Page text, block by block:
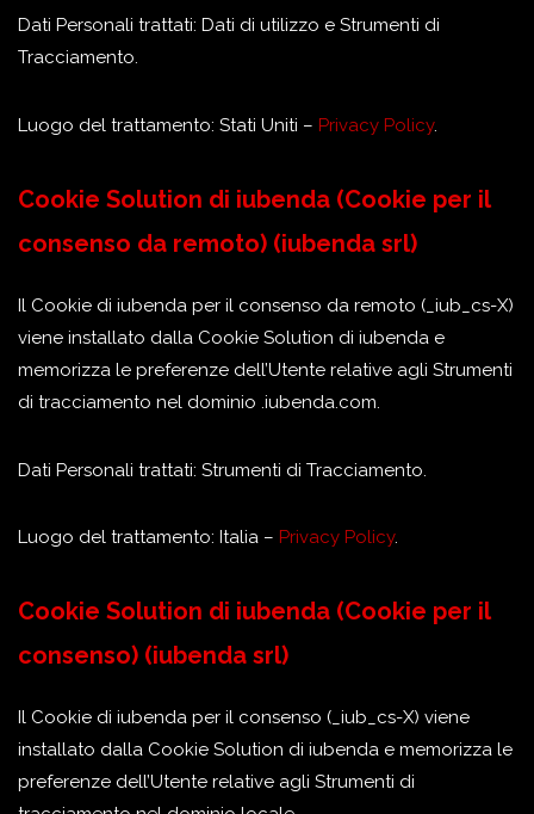
Dati Personali trattati: Dati di utilizzo e Strumenti di
Tracciamento.
Luogo del trattamento: Stati Uniti – Privacy Policy.
Cookie Solution di iubenda (Cookie per il
consenso da remoto) (iubenda srl)
Il Cookie di iubenda per il consenso da remoto (_iub_cs-X)
viene installato dalla Cookie Solution di iubenda e
memorizza le preferenze dell’Utente relative agli Strumenti
di tracciamento nel dominio .iubenda.com.
Dati Personali trattati: Strumenti di Tracciamento.
Luogo del trattamento: Italia – Privacy Policy.
Cookie Solution di iubenda (Cookie per il
consenso) (iubenda srl)
Il Cookie di iubenda per il consenso (_iub_cs-X) viene
installato dalla Cookie Solution di iubenda e memorizza le
preferenze dell’Utente relative agli Strumenti di